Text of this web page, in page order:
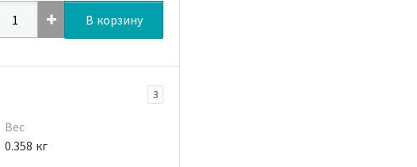
В корзину
3
Вес
0.358 кг